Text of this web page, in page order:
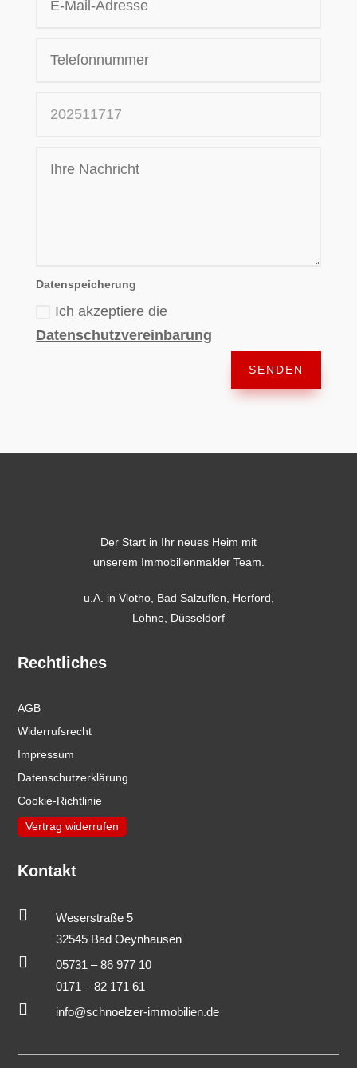
Datenspeicherung
Ich akzeptiere die
Datenschutzvereinbarung
SENDEN
Der Start in Ihr neues Heim mit
unserem Immobilienmakler Team.
u.A. in Vlotho, Bad Salzuflen, Herford,
Löhne, Düsseldorf
Rechtliches
AGB
Widerrufsrecht
Impressum
Datenschutzerklärung
Cookie-Richtlinie
Vertrag widerrufen
Kontakt

Weserstraße 5
32545 Bad Oeynhausen

05731 – 86 977 10
0171 – 82 171 61
 info@schnoelzer-immobilien.de